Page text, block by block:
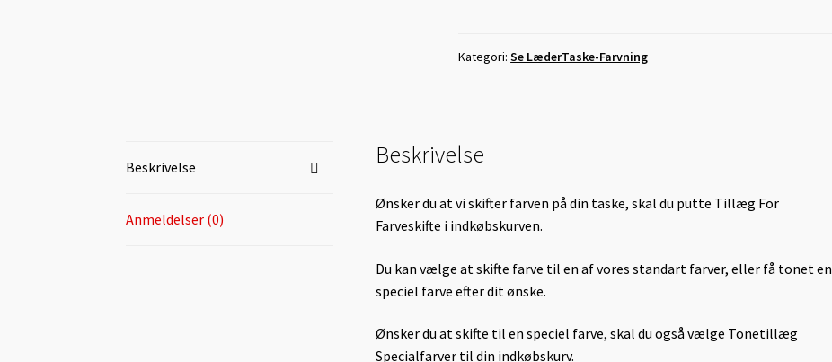
Kategori:Se LæderTaske-Farvning
Beskrivelse
Anmeldelser (0)
Beskrivelse
Ønsker du at vi skifter farven på din taske, skal du putte Tillæg For
Farveskifte i indkøbskurven.
Du kan vælge at skifte farve til en af vores standart farver, eller få tonet en
speciel farve efter dit ønske.
Ønsker du at skifte til en speciel farve, skal du også vælge Tonetillæg
Specialfarver til din indkøbskurv.